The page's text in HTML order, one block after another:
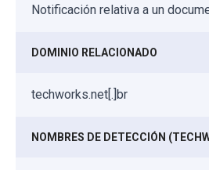
Notificación relativa a un
DOMINIO RELACIONADO
techworks.net[.]br
NOMBRES DE DETECCIÓN